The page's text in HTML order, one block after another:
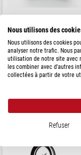
de
Nous utilisons des
Nous utilisons des cookies
analyser notre trafic. Nous
utilisation de notre site avec
les combiner avec d'autres
collectées à partir de votre
Refuser